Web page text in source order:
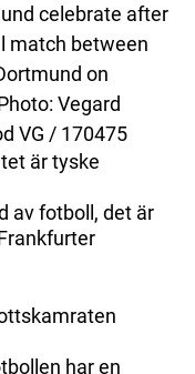
celebrate after
match between
on
Vegard
VG / 170475
är tyske
av fotboll, det är
har en